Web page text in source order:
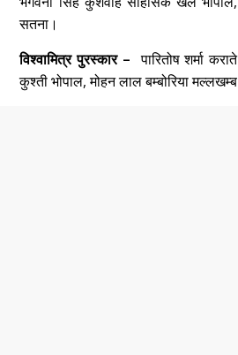
सतना।
विश्वामित्र पुरस्कार – पारितोष शर्मा
कुश्ती भोपाल, मोहन लाल बम्बोरिया